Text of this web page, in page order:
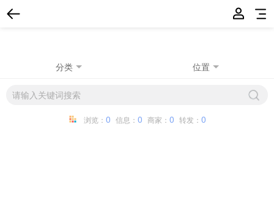
分类 位置
浏览： 0 信息： 0 商家： 0 转发： 0